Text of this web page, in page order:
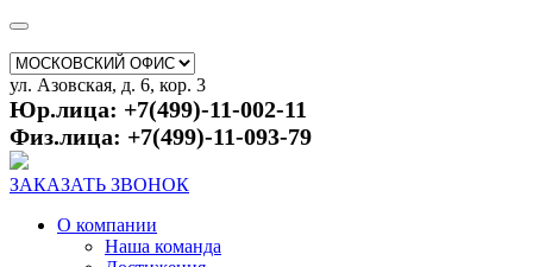
ул. Азовская, д. 6, кор. 3
Юр.лица: +7(499)-11-002-11
Физ.лица: +7(499)-11-093-79
ЗАКАЗАТЬ ЗВОНОК
О компании
Наша команда